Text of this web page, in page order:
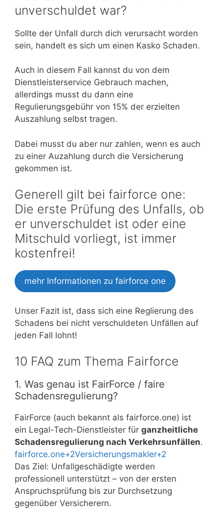
unverschuldet war?
Sollte der Unfall durch dich verursacht worden
sein, handelt es sich um einen Kasko Schaden.
Auch in diesem Fall kannst du von dem
Dienstleisterservice Gebrauch machen,
allerdings musst du dann eine
Regulierungsgebühr von 15% der erzielten
Auszahlung selbst tragen.
Dabei musst du aber nur zahlen, wenn es auch
zu einer Auzahlung durch die Versicherung
gekommen ist.
Generell gilt bei fairforce one:
Die erste Prüfung des Unfalls, ob
er unverschuldet ist oder eine
Mitschuld vorliegt, ist immer
kostenfrei!
mehr Informationen zu fairforce one
Unser Fazit ist, dass sich eine Reglierung des
Schadens bei nicht verschuldeten Unfällen auf
jeden Fall lohnt!
10 FAQ zum Thema Fairforce
1. Was genau ist FairForce / faire
Schadensregulierung?
FairForce (auch bekannt als fairforce.one) ist
ein Legal-Tech-Dienstleister für ganzheitliche
Schadensregulierung nach Verkehrsunfällen.
fairforce.one+2Versicherungsmakler+2
Das Ziel: Unfallgeschädigte werden
professionell unterstützt – von der ersten
Anspruchsprüfung bis zur Durchsetzung
gegenüber Versicherern.